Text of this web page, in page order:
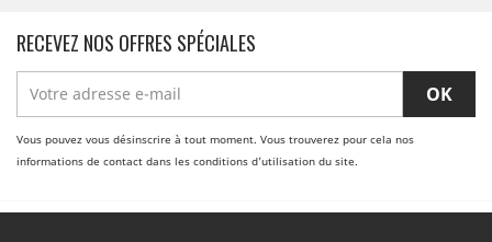
RECEVEZ NOS OFFRES SPÉCIALES
Vous pouvez vous désinscrire à tout moment. Vous trouverez pour cela nos
informations de contact dans les conditions d'utilisation du site.